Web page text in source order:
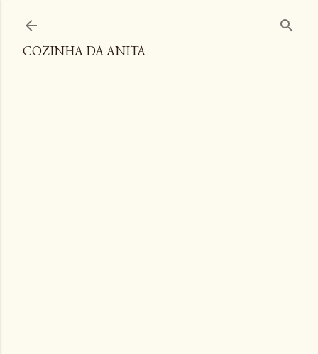
COZINHA DA ANITA